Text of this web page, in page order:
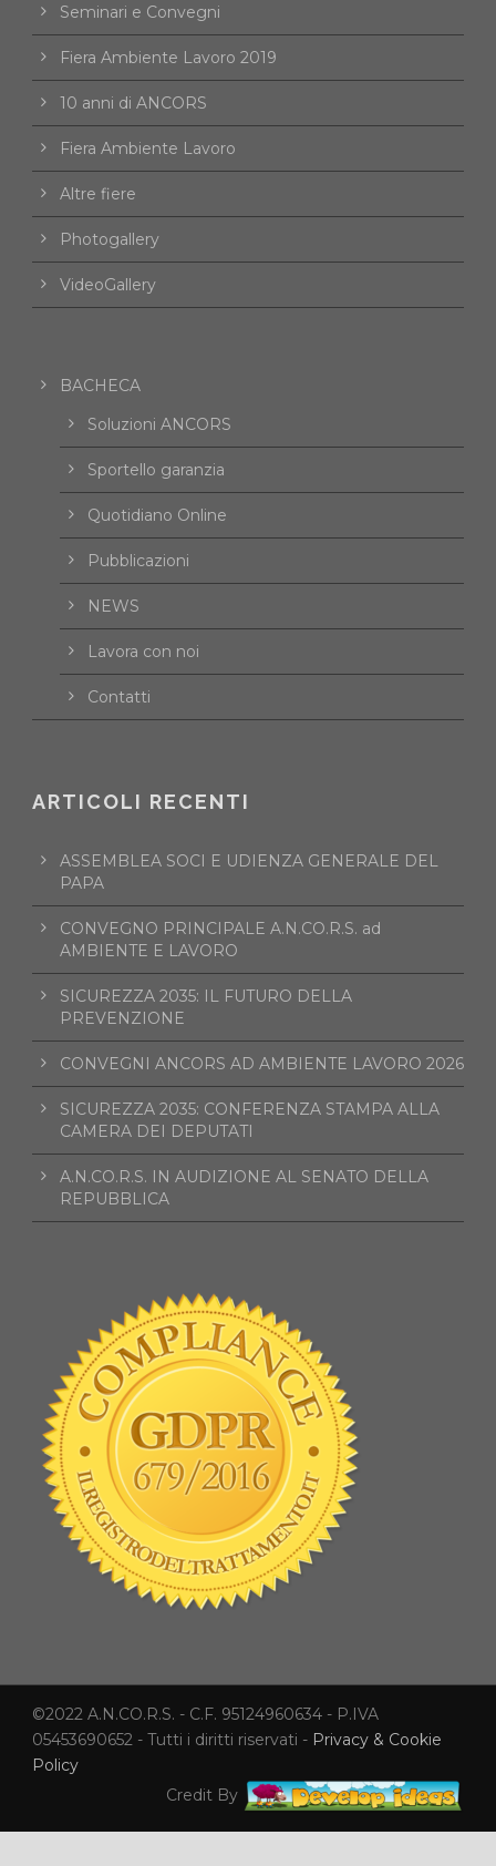
Seminari e Convegni
Fiera Ambiente Lavoro 2019
10 anni di ANCORS
Fiera Ambiente Lavoro
Altre fiere
Photogallery
VideoGallery
BACHECA
Soluzioni ANCORS
Sportello garanzia
Quotidiano Online
Pubblicazioni
NEWS
Lavora con noi
Contatti
ARTICOLI RECENTI
ASSEMBLEA SOCI E UDIENZA GENERALE DEL
PAPA
CONVEGNO PRINCIPALE A.N.CO.R.S. ad
AMBIENTE E LAVORO
SICUREZZA 2035: IL FUTURO DELLA
PREVENZIONE
CONVEGNI ANCORS AD AMBIENTE LAVORO 2026
SICUREZZA 2035: CONFERENZA STAMPA ALLA
CAMERA DEI DEPUTATI
A.N.CO.R.S. IN AUDIZIONE AL SENATO DELLA
REPUBBLICA
©2022 A.N.CO.R.S. - C.F. 95124960634 - P.IVA
05453690652 - Tutti i diritti riservati - Privacy & Cookie
Policy
Credit By